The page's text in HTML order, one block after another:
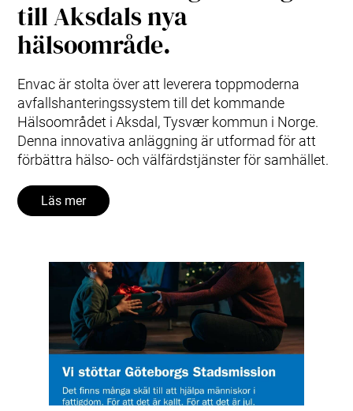
till Aksdals nya
hälsoområde.
Envac är stolta över att leverera toppmoderna
avfallshanteringssystem till det kommande
Hälsoområdet i Aksdal, Tysvær kommun i Norge.
Denna innovativa anläggning är utformad för att
förbättra hälso- och välfärdstjänster för samhället.
Läs mer